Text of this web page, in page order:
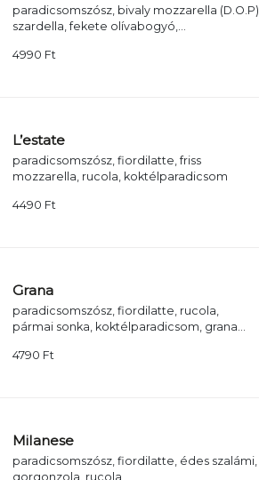
paradicsomszósz, bivaly mozzarella (D.O.P),
szardella, fekete olívabogyó,
4990 Ft
L’estate
paradicsomszósz, fiordilatte, friss
mozzarella, rucola, koktélparadicsom
4490 Ft
Grana
paradicsomszósz, fiordilatte, rucola,
pármai sonka, koktélparadicsom, grana
4790 Ft
Milanese
paradicsomszósz, fiordilatte, édes szalámi,
gorgonzola, rucola